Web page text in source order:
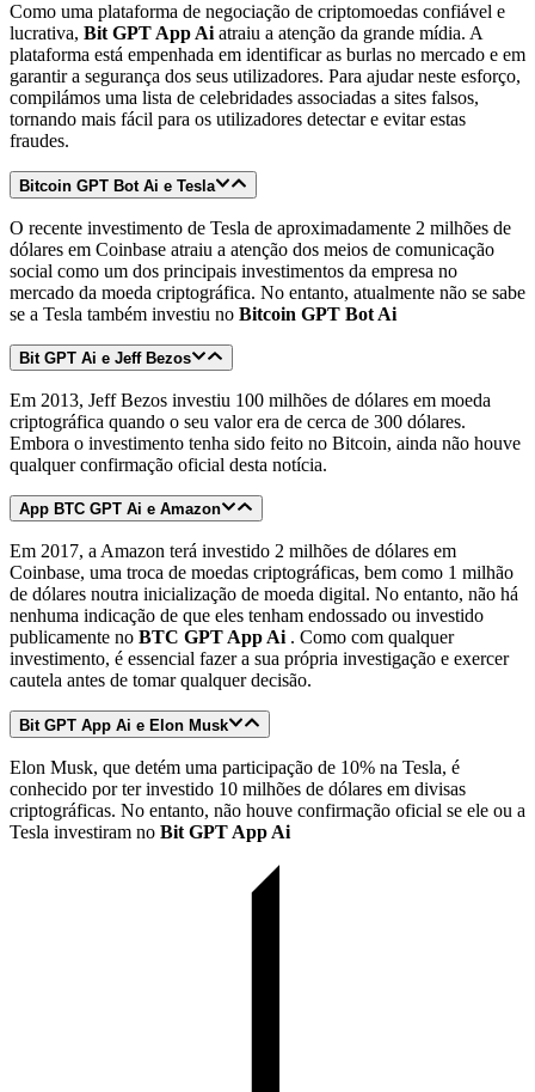
Como uma plataforma de negociação de criptomoedas confiável e
lucrativa, Bit GPT App Ai atraiu a atenção da grande mídia. A
plataforma está empenhada em identificar as burlas no mercado e em
garantir a segurança dos seus utilizadores. Para ajudar neste esforço,
compilámos uma lista de celebridades associadas a sites falsos,
tornando mais fácil para os utilizadores detectar e evitar estas
fraudes.
Bitcoin GPT Bot Ai e Tesla
O recente investimento de Tesla de aproximadamente 2 milhões de
dólares em Coinbase atraiu a atenção dos meios de comunicação
social como um dos principais investimentos da empresa no
mercado da moeda criptográfica. No entanto, atualmente não se sabe
se a Tesla também investiu no Bitcoin GPT Bot Ai
Bit GPT Ai e Jeff Bezos
Em 2013, Jeff Bezos investiu 100 milhões de dólares em moeda
criptográfica quando o seu valor era de cerca de 300 dólares.
Embora o investimento tenha sido feito no Bitcoin, ainda não houve
qualquer confirmação oficial desta notícia.
App BTC GPT Ai e Amazon
Em 2017, a Amazon terá investido 2 milhões de dólares em
Coinbase, uma troca de moedas criptográficas, bem como 1 milhão
de dólares noutra inicialização de moeda digital. No entanto, não há
nenhuma indicação de que eles tenham endossado ou investido
publicamente no BTC GPT App Ai . Como com qualquer
investimento, é essencial fazer a sua própria investigação e exercer
cautela antes de tomar qualquer decisão.
Bit GPT App Ai e Elon Musk
Elon Musk, que detém uma participação de 10% na Tesla, é
conhecido por ter investido 10 milhões de dólares em divisas
criptográficas. No entanto, não houve confirmação oficial se ele ou a
Tesla investiram no Bit GPT App Ai